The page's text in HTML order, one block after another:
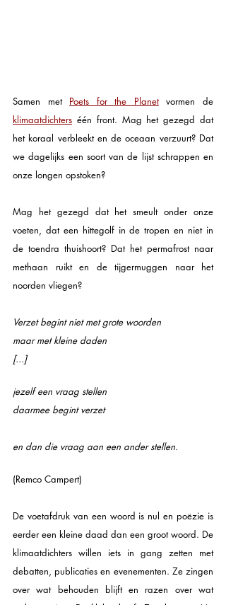
Samen met Poets for the Planet
klimaatdichters één front. Mag het gezegd dat
het koraal verbleekt en de oceaan verzuurt? Dat
we dagelijks een soort van de lijst schrappen en
onze longen opstoken?
Mag het gezegd dat het smeult onder onze
voeten, dat een hittegolf in de tropen en niet in
de toendra thuishoort? Dat het permafrost naar
methaan ruikt en de tijgermuggen naar het
noorden vliegen?
Verzet begint niet met grote woorden
maar met kleine daden
[...]
jezelf een vraag stellen
daarmee begint verzet
en dan die vraag aan een ander stellen.
(Remco Campert)
De voetafdruk van een woord is nul en poëzie is
klimaatdichters willen iets in gang zetten met
debatten, publicaties en evenementen. Ze zingen
over wat behouden blijft en razen over wat